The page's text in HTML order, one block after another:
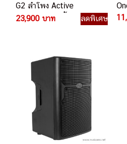
G2 ลำโพง Active
Powered 12 นิ้ว 2 ทาง
23,900 บาท ลดพิเศษ